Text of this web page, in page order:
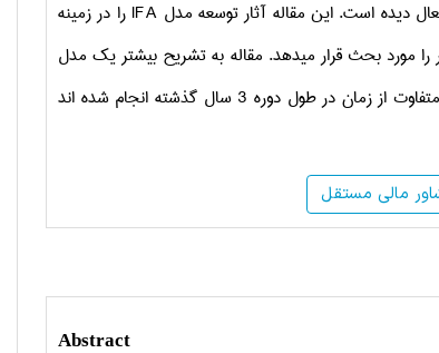
دیده است. این مقاله آثار توسعه مدل IFA را در زمینه
مورد بحث قرار می­دهد. مقاله به تشریح بیشتر یک مدل
ی را که در دو نقطه متفاوت از زمان در طول دوره 3 سال گذشته انجام شده ­اند
مالی مستقل
Abstract